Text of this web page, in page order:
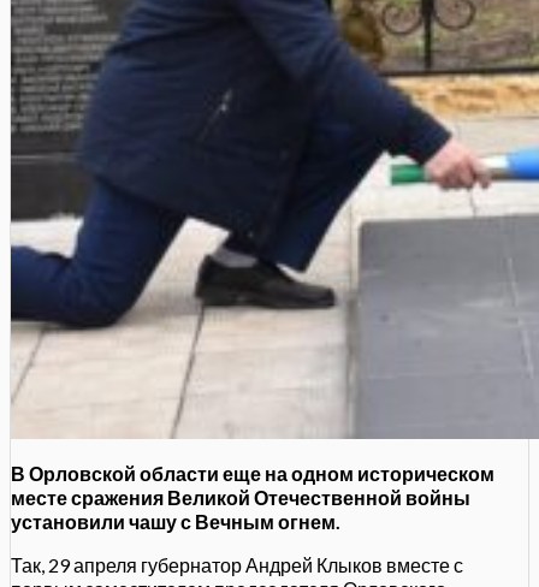
В Орловской области еще на одном историческом
месте сражения Великой Отечественной войны
установили чашу с Вечным огнем.
Так, 29 апреля губернатор Андрей Клыков вместе с